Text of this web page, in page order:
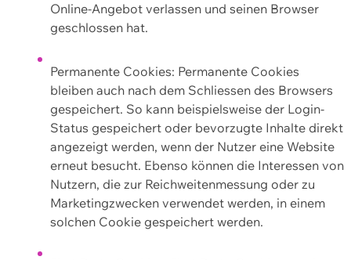
Online-Angebot verlassen und seinen Browser
geschlossen hat.
Permanente Cookies: Permanente Cookies
bleiben auch nach dem Schliessen des Browsers
gespeichert. So kann beispielsweise der Login-
Status gespeichert oder bevorzugte Inhalte direkt
angezeigt werden, wenn der Nutzer eine Website
erneut besucht. Ebenso können die Interessen von
Nutzern, die zur Reichweitenmessung oder zu
Marketingzwecken verwendet werden, in einem
solchen Cookie gespeichert werden.